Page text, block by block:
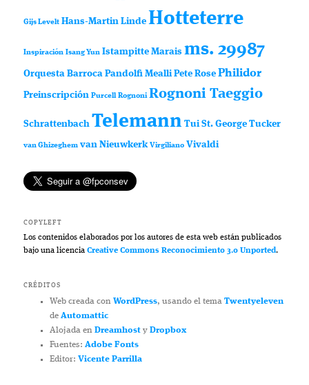
Gijs Levelt Hans-Martin Linde Hotteterre
Inspiración Isang Yun Istampitte Marais ms. 29987
Orquesta Barroca Pandolfi Mealli Pete Rose Philidor
Preinscripción Purcell Rognoni Rognoni Taeggio
Schrattenbach Telemann Tui St. George Tucker
van Ghizeghem van Nieuwkerk Virgiliano Vivaldi
COPYLEFT
Los contenidos elaborados por los autores de esta web están publicados
bajo una licenciaCreative Commons Reconocimiento 3.0 Unported.
CRÉDITOS
Web creada con WordPress, usando el tema Twentyeleven
de Automattic
Alojada en Dreamhosty Dropbox
Fuentes: Adobe Fonts
Editor: Vicente Parrilla